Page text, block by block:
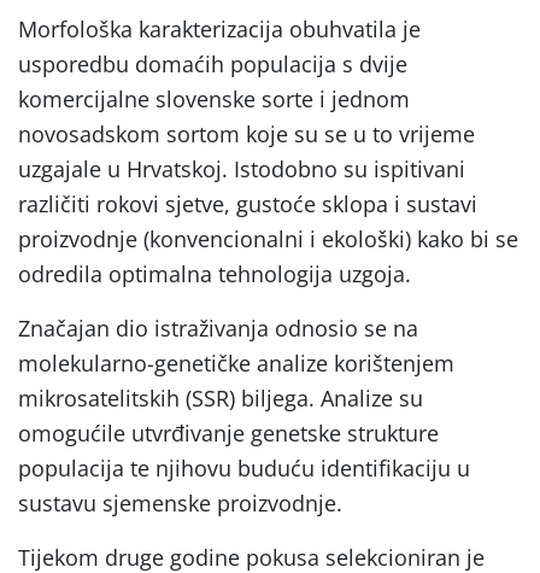
Morfološka karakterizacija obuhvatila je
usporedbu domaćih populacija s dvije
komercijalne slovenske sorte i jednom
novosadskom sortom koje su se u to vrijeme
uzgajale u Hrvatskoj. Istodobno su ispitivani
različiti rokovi sjetve, gustoće sklopa i sustavi
proizvodnje (konvencionalni i ekološki) kako bi se
odredila optimalna tehnologija uzgoja.
Značajan dio istraživanja odnosio se na
molekularno-genetičke analize korištenjem
mikrosatelitskih (SSR) biljega. Analize su
omogućile utvrđivanje genetske strukture
populacija te njihovu buduću identifikaciju u
sustavu sjemenske proizvodnje.
Tijekom druge godine pokusa selekcioniran je